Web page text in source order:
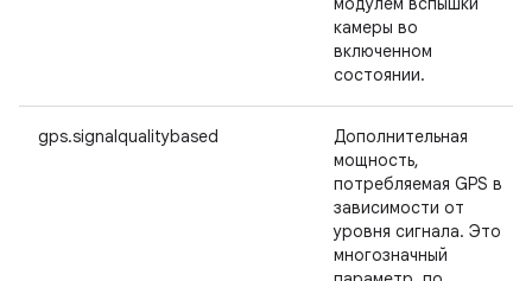
камеры во
включенном
состоянии.
gps.signalqualitybased
Дополнительная
мощность,
потребляемая GPS в
зависимости от
уровня сигнала. Это
многозначный